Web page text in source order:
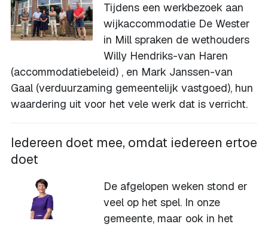
Tijdens een werkbezoek aan
wijkaccommodatie De Wester
in Mill spraken de wethouders
Willy Hendriks-van Haren
(accommodatiebeleid) , en Mark Janssen-van
Gaal (verduurzaming gemeentelijk vastgoed), hun
waardering uit voor het vele werk dat is verricht.
Iedereen doet mee, omdat iedereen ertoe
doet
De afgelopen weken stond er
veel op het spel. In onze
gemeente, maar ook in het